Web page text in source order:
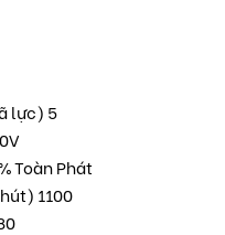
lực) 5
Toàn Phát
1100